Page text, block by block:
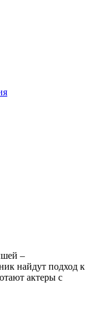
–
найдут подход к
актеры с